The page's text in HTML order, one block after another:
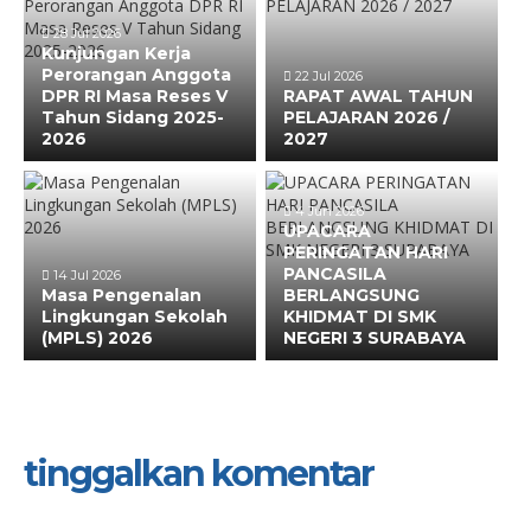
28 Jul 2026
Kunjungan Kerja
Perorangan Anggota
DPR RI Masa Reses V
Tahun Sidang 2025-
2026
22 Jul 2026
RAPAT AWAL TAHUN
PELAJARAN 2026 /
2027
14 Jul 2026
Masa Pengenalan
Lingkungan Sekolah
(MPLS) 2026
4 Jun 2026
UPACARA
PERINGATAN HARI
PANCASILA
BERLANGSUNG
KHIDMAT DI SMK
NEGERI 3 SURABAYA
tinggalkan komentar